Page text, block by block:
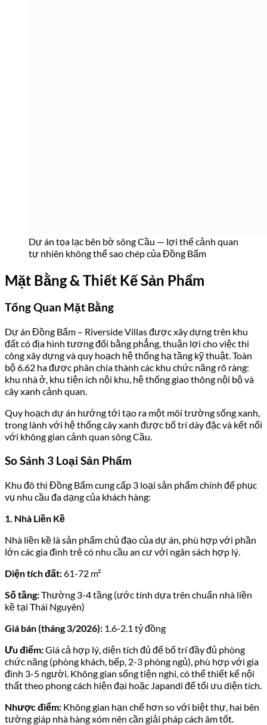
Dự án tọa lạc bên bờ sông Cầu — lợi thế cảnh quan
tự nhiên không thể sao chép của Đồng Bẩm
Mặt Bằng & Thiết Kế Sản Phẩm
Tổng Quan Mặt Bằng
Dự án Đồng Bẩm – Riverside Villas được xây dựng trên khu
đất có địa hình tương đối bằng phẳng, thuận lợi cho việc thi
công xây dựng và quy hoạch hệ thống hạ tầng kỹ thuật. Toàn
bộ 6.62 ha được phân chia thành các khu chức năng rõ ràng:
khu nhà ở, khu tiện ích nội khu, hệ thống giao thông nội bộ và
cây xanh cảnh quan.
Quy hoạch dự án hướng tới tạo ra một môi trường sống xanh,
trong lành với hệ thống cây xanh được bố trí dày đặc và kết nối
với không gian cảnh quan sông Cầu.
So Sánh 3 Loại Sản Phẩm
Khu đô thị Đồng Bẩm cung cấp 3 loại sản phẩm chính để phục
vụ nhu cầu đa dạng của khách hàng:
1. Nhà Liền Kề
Nhà liền kề là sản phẩm chủ đạo của dự án, phù hợp với phần
lớn các gia đình trẻ có nhu cầu an cư với ngân sách hợp lý.
Diện tích đất:61-72 m²
Số tầng:Thường 3-4 tầng (ước tính dựa trên chuẩn nhà liền
kề tại Thái Nguyên)
Giá bán (tháng 3/2026): 1.6-2.1 tỷ đồng
Ưu điểm:Giá cả hợp lý, diện tích đủ để bố trí đầy đủ phòng
chức năng (phòng khách, bếp, 2-3 phòng ngủ), phù hợp với gia
đình 3-5 người. Không gian sống tiện nghi, có thể thiết kế nội
thất theo phong cách hiện đại hoặc Japandi để tối ưu diện tích.
Nhược điểm: Không gian hạn chế hơn so với biệt thự, hai bên
tường giáp nhà hàng xóm nên cần giải pháp cách âm tốt.